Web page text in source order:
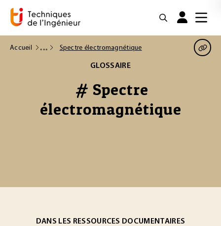
Accueil Spectre électromagnétique
GLOSSAIRE
# Spectre
électromagnétique
DANS LES RESSOURCES DOCUMENTAIRES